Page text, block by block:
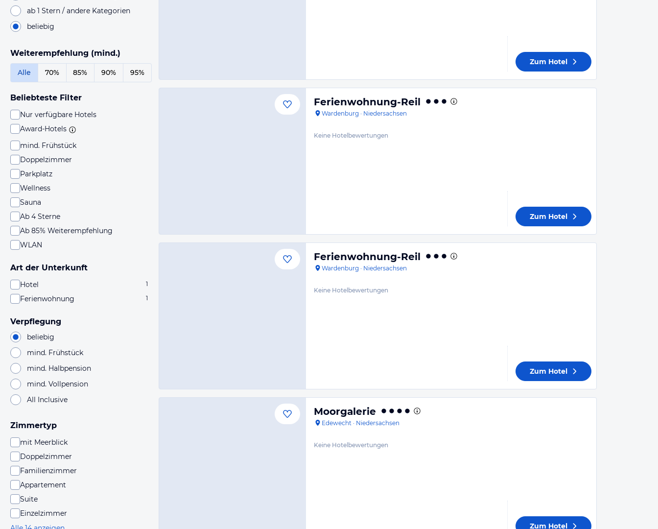
ab 1 Stern / andere Kategorien
beliebig
Weiterempfehlung (mind.)
Alle 70% 85% 90% 95%
Beliebteste Filter
Nur verfügbare Hotels
Award-Hotels
mind. Frühstück
Doppelzimmer
Parkplatz
Wellness
Sauna
Ab 4 Sterne
Ab 85% Weiterempfehlung
WLAN
Art der Unterkunft
Hotel 1
Ferienwohnung 1
Verpflegung
beliebig
mind. Frühstück
mind. Halbpension
mind. Vollpension
All Inclusive
Zimmertyp
mit Meerblick
Doppelzimmer
Familienzimmer
Appartement
Suite
Einzelzimmer
Zum Hotel
Ferienwohnung-Reil
Wardenburg · Niedersachsen
Keine Hotelbewertungen
Zum Hotel
Ferienwohnung-Reil
Wardenburg · Niedersachsen
Keine Hotelbewertungen
Zum Hotel
Moorgalerie
Edewecht · Niedersachsen
Keine Hotelbewertungen
Zum Hotel